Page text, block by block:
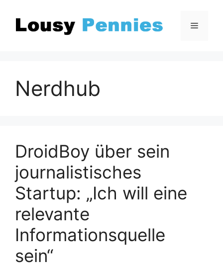
Inhalt
springen
Menü
Nerdhub
DroidBoy über sein
journalistisches
Startup: „Ich will eine
relevante
Informationsquelle
sein“